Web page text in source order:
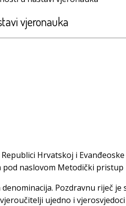
vjeronauka
Hrvatskoj i
naslovom Metodički
Pozdravnu riječ
ujedno i